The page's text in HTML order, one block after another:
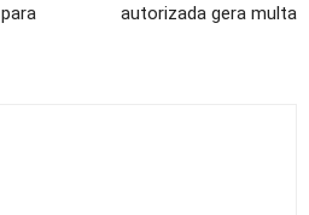
autorizada gera multa